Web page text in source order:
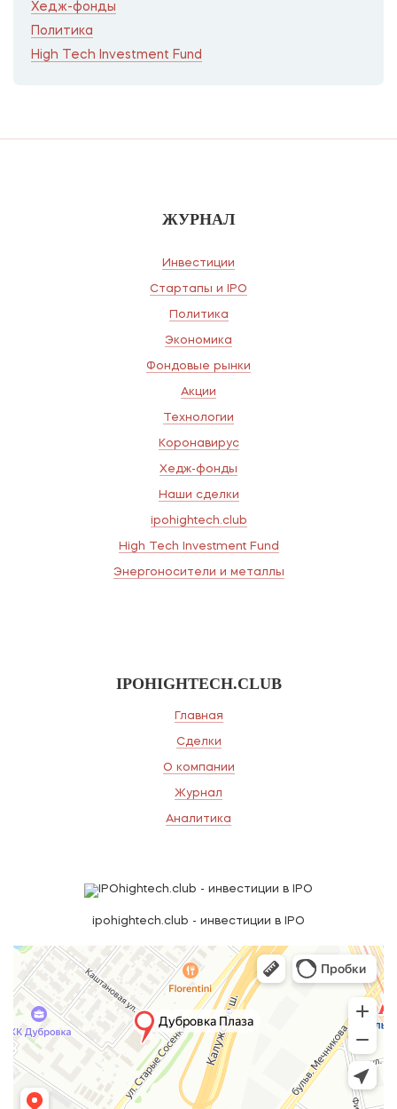
Хедж-фонды
Политика
High Tech Investment Fund
ipohightech.club - инвестиции в IPO
IPOHIGHTECH.CLUB
Главная
Сделки
О компании
Журнал
Аналитика
ЖУРНАЛ
Инвестиции
Стартапы и IPO
Политика
Экономика
Фондовые рынки
Акции
Технологии
Коронавирус
Хедж-фонды
Наши сделки
ipohightech.club
High Tech Investment Fund
Энергоносители и металлы